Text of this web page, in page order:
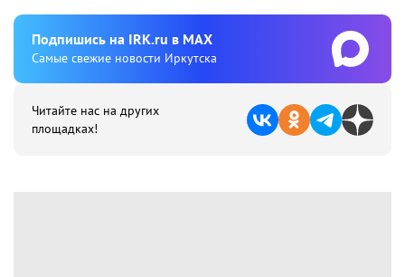
Подпишиcь на IRK.ru в MAX
Cамые свежие новости Иркутска
Читайте нас на других
площадках!